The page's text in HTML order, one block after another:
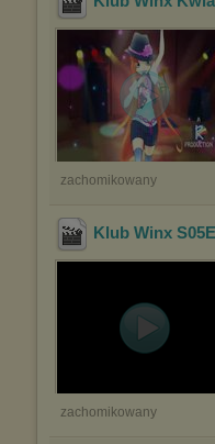
zachomikowany
Klub Winx
zachomikowany